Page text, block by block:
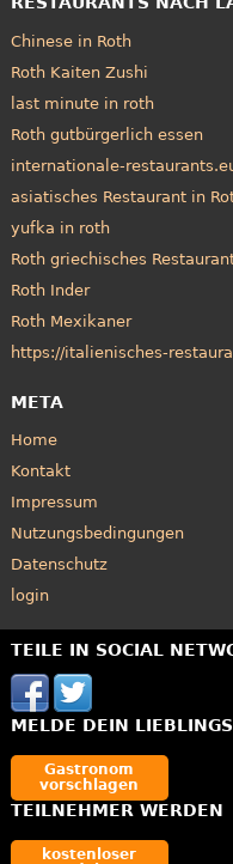
Chinese in Roth
Roth Kaiten Zushi
last minute in roth
Roth gutbürgerlich essen
internationale-
asiatisches Restaurant in
yufka in roth
Roth griechisches
Roth Inder
Roth Mexikaner
https://italienisches-
META
Home
Kontakt
Impressum
Nutzungsbedingungen
Datenschutz
login
TEILE IN SOCIAL
MELDE DEIN
Gastronom
vorschlagen
TEILNEHMER WERDEN
kostenloser